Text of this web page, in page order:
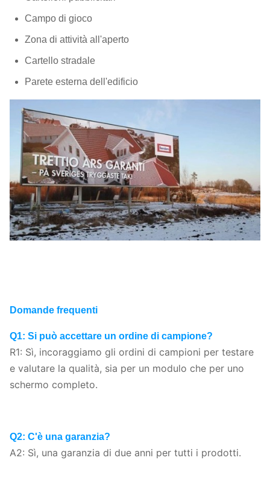
Campo di gioco
Zona di attività all'aperto
Cartello stradale
Parete esterna dell'edificio
Domande frequenti
Q1: Si può accettare un ordine di campione?
R1: Sì, incoraggiamo gli ordini di campioni per testare
e valutare la qualità, sia per un modulo che per uno
schermo completo.
Q2: C'è una garanzia?
A2: Sì, una garanzia di due anni per tutti i prodotti.